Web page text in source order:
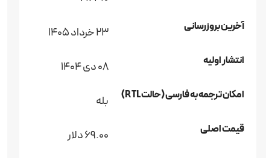
آخرین بروزرسانی 23 خرداد 1405
انتشار اولیه 08 دی 1404
امکان ترجمه به فارسی (حالت RTL) بله
قیمت اصلی 69.00 دلار